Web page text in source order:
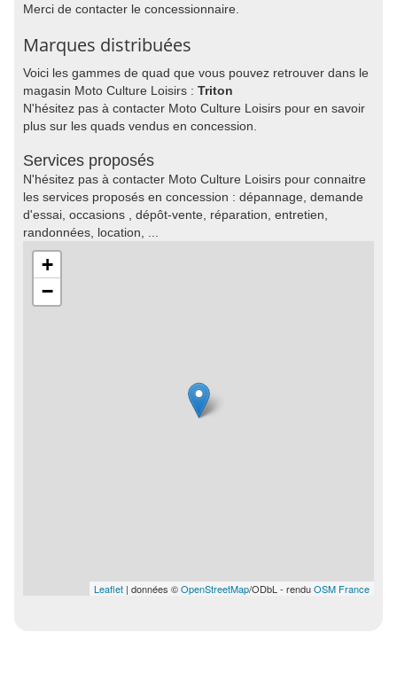
Merci de contacter le concessionnaire.
Marques distribuées
Voici les gammes de quad que vous pouvez retrouver dans le
magasin Moto Culture Loisirs : Triton
N'hésitez pas à contacter Moto Culture Loisirs pour en savoir
plus sur les quads vendus en concession.
Services proposés
N'hésitez pas à contacter Moto Culture Loisirs pour connaitre
les services proposés en concession : dépannage, demande
d'essai, occasions , dépôt-vente, réparation, entretien,
randonnées, location, ...
+
−
Leaflet | données ©OpenStreetMap/ODbL - renduOSM France